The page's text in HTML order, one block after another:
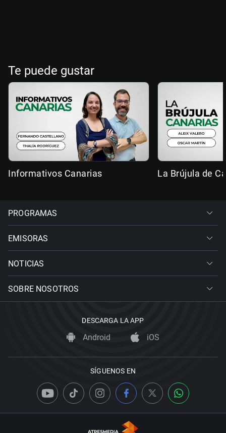
Te puede gustar
Informativos Canarias La Brújula de
PROGRAMAS
EMISORAS
NOTICIAS
SOBRE NOSOTROS
DESCARGA LA APP
Android iOS
SÍGUENOS EN